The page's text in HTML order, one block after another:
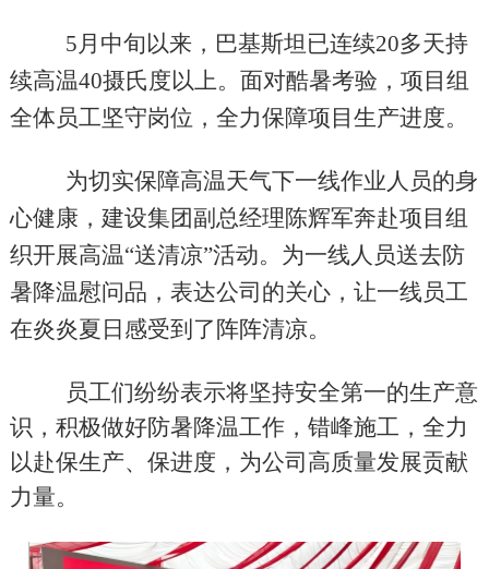
5月中旬以来，巴基斯坦已连续20多天持
续高温40摄氏度以上。面对酷暑考验，项目组
全体员工坚守岗位，全力保障项目生产进度。
为切实保障高温天气下一线作业人员的身
心健康，建设集团副总经理陈辉军奔赴项目组
织开展高温“送清凉”活动。为一线人员送去防
暑降温慰问品，表达公司的关心，让一线员工
在炎炎夏日感受到了阵阵清凉。
员工们纷纷表示将坚持安全第一的生产意
识，积极做好防暑降温工作，错峰施工，全力
以赴保生产、保进度，为公司高质量发展贡献
力量。